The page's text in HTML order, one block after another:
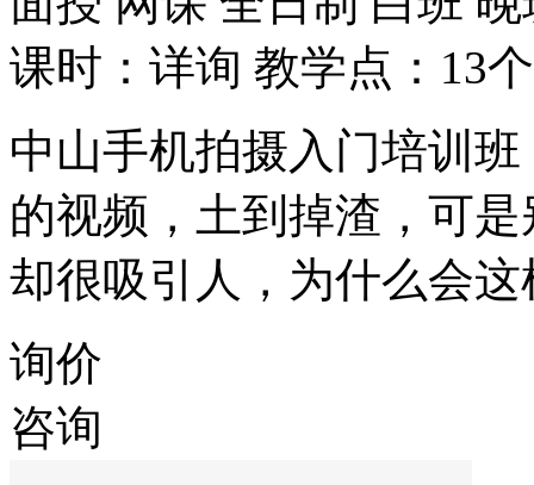
课时：详询 教学点：13个
中山手机拍摄入门培训
的视频，土到掉渣，可
却很吸引人，为什么会这
询价
咨询